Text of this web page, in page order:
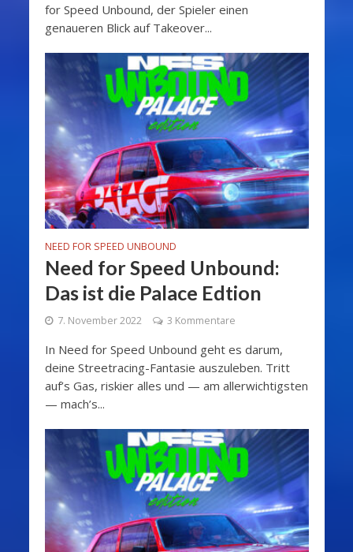
for Speed Unbound, der Spieler einen
genaueren Blick auf Takeover...
NEED FOR SPEED UNBOUND
Need for Speed Unbound:
Das ist die Palace Edtion
7. November 2022 3 Kommentare
In Need for Speed Unbound geht es darum,
deine Streetracing-Fantasie auszuleben. Tritt
auf’s Gas, riskier alles und — am allerwichtigsten
— mach’s...